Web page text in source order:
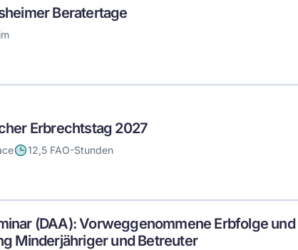
Beratertage
Erbrechtstag 2027
12,5 FAO-Stunden
(DAA): Vorweggenommene Erbfolge
Minderjähriger und Betreuter